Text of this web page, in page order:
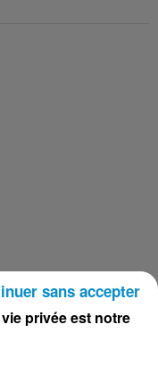
privée est notre
sans accepter